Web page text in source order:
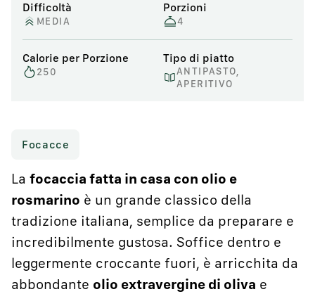
Difficoltà
MEDIA
Porzioni
4
Calorie per Porzione
250
Tipo di piatto
ANTIPASTO,
APERITIVO
Focacce
La focaccia fatta in casa con olio e
rosmarino è un grande classico della
tradizione italiana, semplice da preparare e
incredibilmente gustosa. Soffice dentro e
leggermente croccante fuori, è arricchita da
abbondante olio extravergine di oliva e